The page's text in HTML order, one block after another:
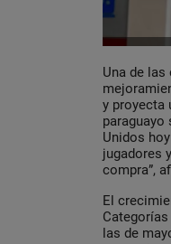
Una de
y proyecta
paraguayo
Unidos
jugadores
compra”,
El
las de